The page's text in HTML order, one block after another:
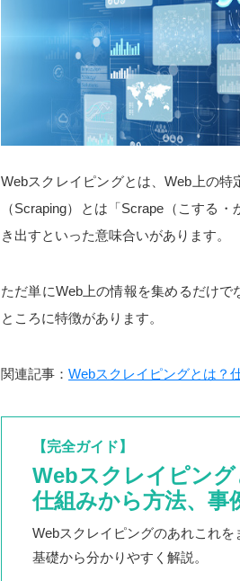
Webスクレイピングとは、Web上の
（Scraping）とは「Scrape（こする
き出すといった意味合いがあります。
ただ単にWeb上の情報を集めるだけ
ところに特徴があります。
関連記事： Webスクレイピングとは？
【完全ガイド】
Webスクレイピング
仕組みから方法、事
Webスクレイピングのあれこれを
基礎から分かりやすく解説。